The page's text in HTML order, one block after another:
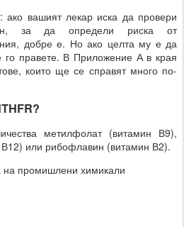
вашият лекар иска да провери
за да определи риска от
добре е. Но ако целта му е да
го правете. В Приложение А в края
които ще се справят много по-
метилфолат (витамин В9),
или рибофлавин (витамин В2).
промишлени химикали